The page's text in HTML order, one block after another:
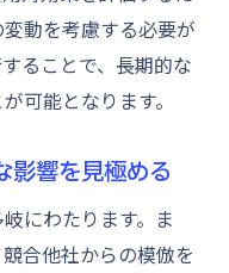
動を考慮する必要が
ることで、長期的な
可能となります。
影響を見極める
にわたります。ま
合他社からの模倣を